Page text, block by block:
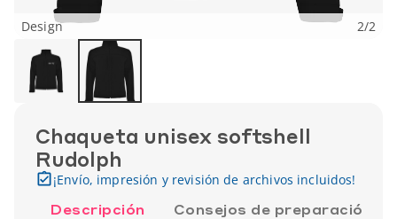
Design 2/2
Chaqueta unisex softshell
Rudolph
¡Envío, impresión y revisión de archivos incluidos!
Descripción Consejos de preparación